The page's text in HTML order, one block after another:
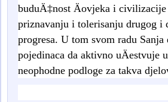
buduÄ‡nost Äovjeka i
priznavanju i tolerisanju drugog i
progresa. U tom svom radu Sanja
pojedinaca da aktivno uÄestvuje
neophodne podloge za takva